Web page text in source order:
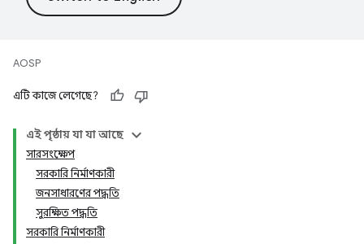
AOSP
এটি কাজে লেগেছে?
এই পৃষ্ঠায় যা যা আছে
সারসংক্ষেপ
সরকারি নির্মাণকারী
জনসাধারণের পদ্ধতি
সুরক্ষিত পদ্ধতি
সরকারি নির্মাণকারী